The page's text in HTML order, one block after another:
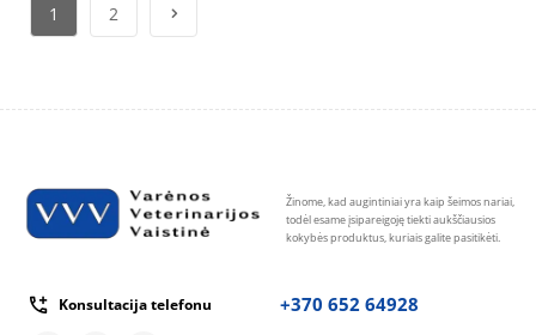
1
2
Žinome, kad augintiniai yra kaip šeimos nariai,
todėl esame įsipareigoję tiekti aukščiausios
kokybės produktus, kuriais galite pasitikėti.
Konsultacija telefonu +370 652 64928